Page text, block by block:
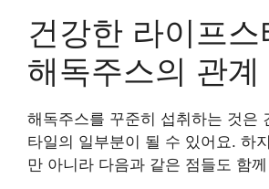
건강한 라이프
해독주스의 관계
해독주스를 꾸준히 섭취하는 것은
타일의 일부분이 될 수 있어요. 하
만 아니라 다음과 같은 점들도 함